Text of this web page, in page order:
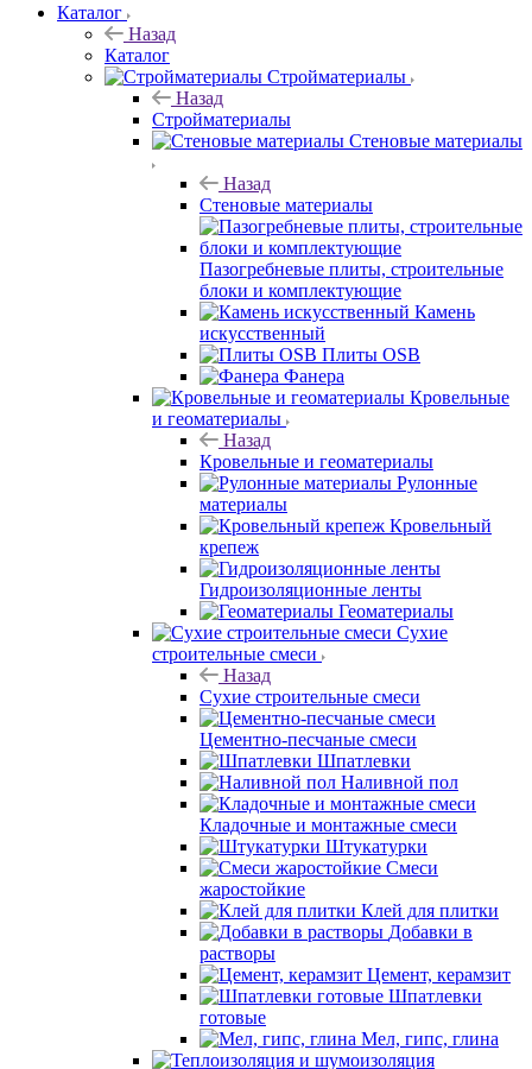
Каталог
Назад
Каталог
Стройматериалы
Назад
Стройматериалы
Стеновые материалы
Назад
Стеновые материалы
Пазогребневые плиты, строительные
блоки и комплектующие
Камень
искусственный
Плиты OSB
Фанера
Кровельные
и геоматериалы
Назад
Кровельные и геоматериалы
Рулонные
материалы
Кровельный
крепеж
Гидроизоляционные ленты
Геоматериалы
Сухие
строительные смеси
Назад
Сухие строительные смеси
Цементно-песчаные смеси
Шпатлевки
Наливной пол
Кладочные и монтажные смеси
Штукатурки
Смеси
жаростойкие
Клей для плитки
Добавки в
растворы
Цемент, керамзит
Шпатлевки
готовые
Мел, гипс, глина